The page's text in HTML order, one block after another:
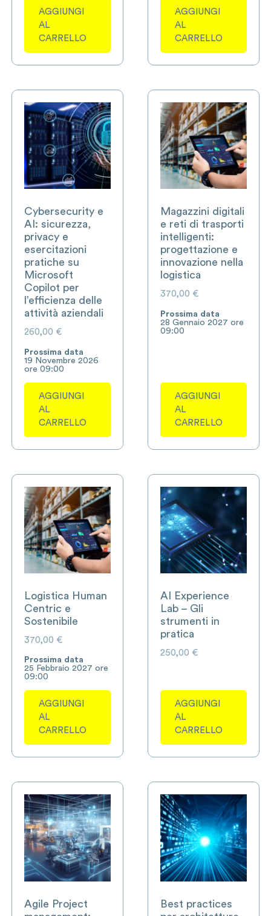
AGGIUNGI
AL
CARRELLO
AGGIUNGI
AL
CARRELLO
Cybersecurity e
AI: sicurezza,
privacy e
esercitazioni
pratiche su
Microsoft
Copilot per
l’efficienza delle
attività aziendali
260,00 €
Prossima data
19 Novembre 2026
ore 09:00
AGGIUNGI
AL
CARRELLO
Magazzini digitali
e reti di trasporti
intelligenti:
progettazione e
innovazione nella
logistica
370,00 €
Prossima data
28 Gennaio 2027 ore
09:00
AGGIUNGI
AL
CARRELLO
Logistica Human
Centric e
Sostenibile
370,00 €
Prossima data
25 Febbraio 2027 ore
09:00
AGGIUNGI
AL
CARRELLO
AI Experience
Lab – Gli
strumenti in
pratica
250,00 €
AGGIUNGI
AL
CARRELLO
Agile Project
Best practices